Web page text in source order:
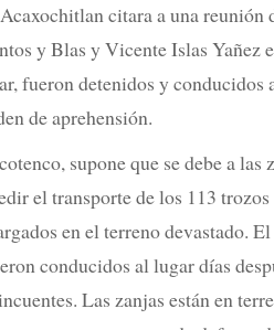
citara a una reunión
y Blas y Vicente Islas Yañez
fueron detenidos y
de aprehensión.
supone que se debe a las
el transporte de los 113
en el terreno devastado.
conducidos al lugar días
Las zanjas están en